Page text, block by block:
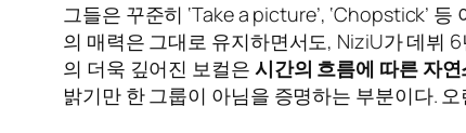
그들은 꾸준히 ‘Take a picture’, ‘Chopstick’
의 매력은 그대로 유지하면서도, NiziU가 데뷔
의 더욱 깊어진 보컬은 시간의 흐름에 따른 자
밝기만 한 그룹이 아님을 증명하는 부분이다.